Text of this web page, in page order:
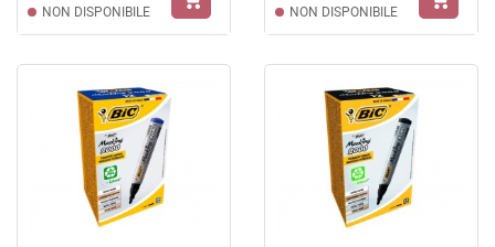
NON DISPONIBILE NON DISPONIBILE